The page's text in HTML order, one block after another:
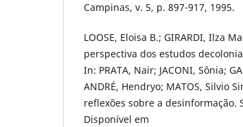
Campinas, v. 5, p. 897-917, 1995.
LOOSE, Eloisa B.; GIRARDI, Ilza
perspectiva dos estudos
In: PRATA, Nair; JACONI, Sônia;
ANDRÉ, Hendryo; MATOS, Silvio
reflexões sobre a desinformação.
Disponível em